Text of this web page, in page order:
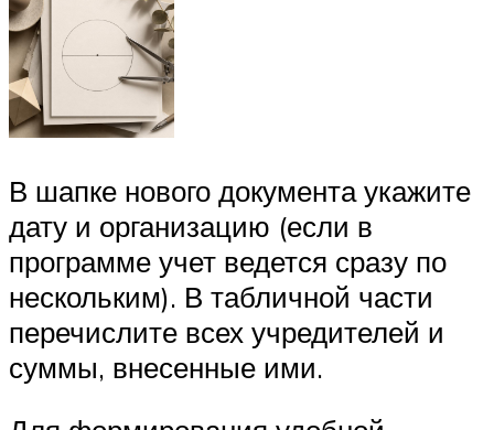
В шапке нового документа укажите
дату и организацию (если в
программе учет ведется сразу по
нескольким). В табличной части
перечислите всех учредителей и
суммы, внесенные ими.